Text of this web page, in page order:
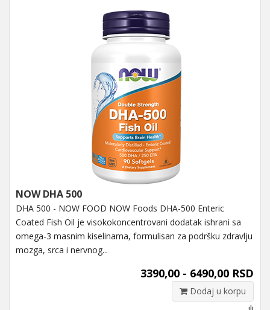
NOW DHA 500
DHA 500 - NOW FOOD NOW Foods DHA-500 Enteric
Coated Fish Oil je visokokoncentrovani dodatak ishrani sa
omega-3 masnim kiselinama, formulisan za podršku zdravlju
mozga, srca i nervnog...
3390,00 - 6490,00 RSD
Dodaj u korpu